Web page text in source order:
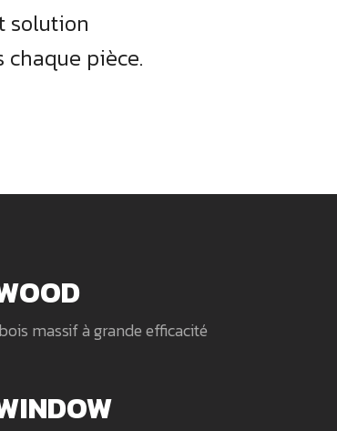
solution
pièce.
massif à grande efficacité